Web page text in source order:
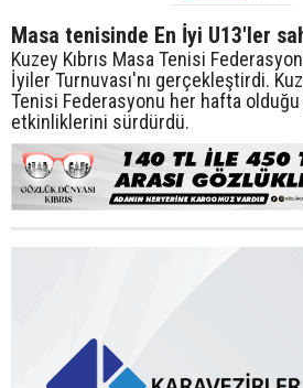
Masa tenisinde En İyi U13'ler
Kuzey Kıbrıs Masa Tenisi
İyiler Turnuvası'nı gerçekleştirdi.
Tenisi Federasyonu her hafta
etkinliklerini sürdürdü.